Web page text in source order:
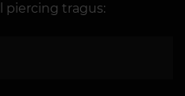
piercing tragus: